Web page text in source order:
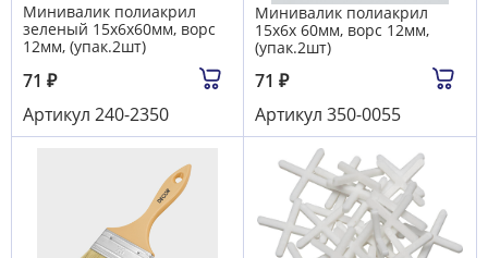
Минивалик полиакрил
зеленый 15х6х60мм, ворс
12мм, (упак.2шт)
71 ₽
Артикул 240-2350
Минивалик полиакрил
15х6х 60мм, ворс 12мм,
(упак.2шт)
71 ₽
Артикул 350-0055